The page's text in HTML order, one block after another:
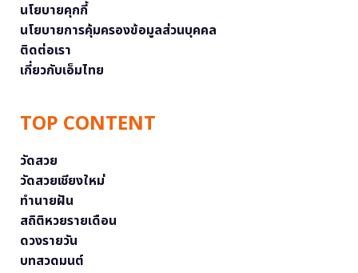
นโยบายคุกกี้
นโยบายการคุ้มครองข้อมูลส่วนบุคคล
ติดต่อเรา
เกี่ยวกับเอ็มไทย
TOP CONTENT
วัดสวย
วัดสวยเชียงใหม่
ทำนายฝัน
สถิติหวยรายเดือน
ดวงรายวัน
บทสวดมนต์